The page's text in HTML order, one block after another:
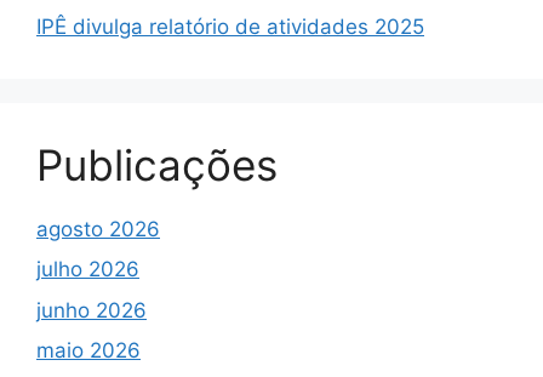
IPÊ divulga relatório de atividades 2025
Publicações
agosto 2026
julho 2026
junho 2026
maio 2026